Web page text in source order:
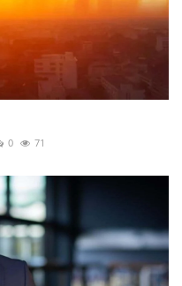
0 71